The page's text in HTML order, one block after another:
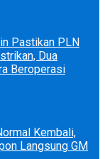
Pastikan PLN
Dua
Beroperasi
Kembali,
Langsung GM